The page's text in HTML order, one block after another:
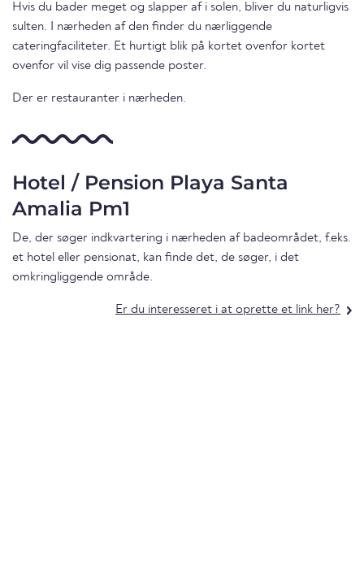
Hvis du bader meget og slapper af i solen, bliver du naturligvis
sulten. I nærheden af den finder du nærliggende
cateringfaciliteter. Et hurtigt blik på kortet ovenfor kortet
ovenfor vil vise dig passende poster.
Der er restauranter i nærheden.
Hotel / Pension Playa Santa
Amalia Pm1
De, der søger indkvartering i nærheden af badeområdet, f.eks.
et hotel eller pensionat, kan finde det, de søger, i det
omkringliggende område.
Er du interesseret i at oprette et link her?